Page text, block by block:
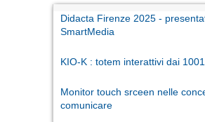
Didacta Firenze 2025 -
SmartMedia
KIO-K : totem interattivi dai
Monitor touch srceen nelle
comunicare